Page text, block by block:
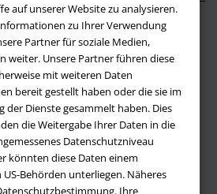
auf unserer Website zu analysieren.
zu Ihrer Verwendung
Partner für soziale Medien,
weiter. Unsere Partner führen diese
mit weiteren Daten
bereit gestellt haben oder die sie im
der Dienste gesammelt haben. Dies
die Weitergabe Ihrer Daten in die
Datenschutzniveau
könnten diese Daten einem
Behörden unterliegen. Näheres
Ihre